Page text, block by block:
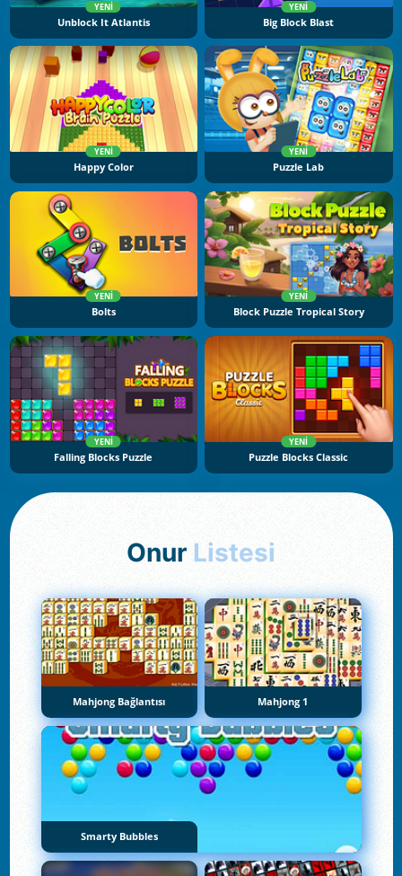
YENI
Unblock It Atlantis
YENI
Big Block Blast
YENI
Happy Color
YENI
Puzzle Lab
YENI
Bolts
YENI
Block Puzzle Tropical Story
YENI
Falling Blocks Puzzle
YENI
Puzzle Blocks Classic
Onur Listesi
Mahjong Bağlantısı Mahjong 1
Smarty Bubbles